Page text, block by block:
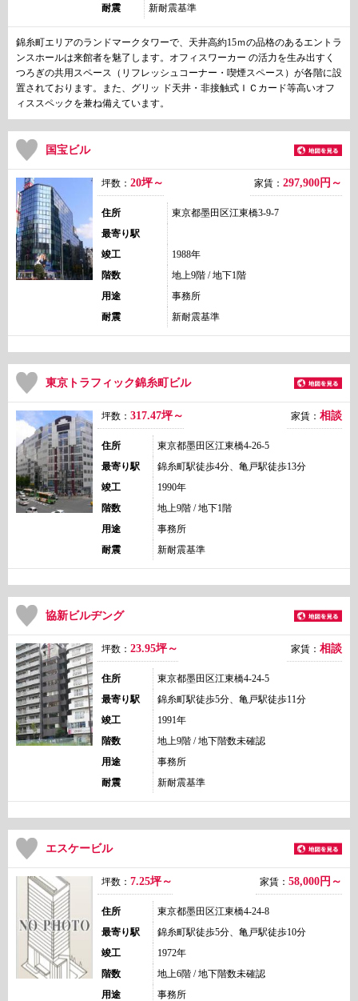
耐震
新耐震基準
錦糸町エリアのランドマークタワーで、天井高約15ｍの品格のあるエントラ
ンスホールは来館者を魅了します。オフィスワーカー の活力を生み出すく
つろぎの共用スペース（リフレッシュコーナー・喫煙スペース）が各階に設
置されております。また、グリッ ド天井・非接触式ＩＣカード等高いオフ
ィススペックを兼ね備えています。
国宝ビル
坪数： 20坪～ 家賃： 297,900 円～
住所
東京都墨田区江東橋3-9-7
最寄り駅
竣工
1988年
階数
地上9階 / 地下1階
用途
事務所
耐震
新耐震基準
東京トラフィック錦糸町ビル
坪数： 317.47坪～ 家賃： 相談
住所
東京都墨田区江東橋4-26-5
最寄り駅
錦糸町駅徒歩4分、亀戸駅徒歩13分
竣工
1990年
階数
地上9階 / 地下1階
用途
事務所
耐震
新耐震基準
協新ビルヂング
坪数： 23.95坪～ 家賃： 相談
住所
東京都墨田区江東橋4-24-5
最寄り駅
錦糸町駅徒歩5分、亀戸駅徒歩11分
竣工
1991年
階数
地上9階 / 地下階数未確認
用途
事務所
耐震
新耐震基準
エスケービル
坪数： 7.25坪～ 家賃： 58,000 円～
住所
東京都墨田区江東橋4-24-8
最寄り駅
錦糸町駅徒歩5分、亀戸駅徒歩10分
竣工
1972年
階数
地上6階 / 地下階数未確認
用途
事務所